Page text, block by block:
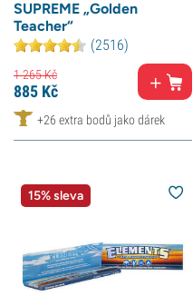
SUPREME „Golden
Teacher“
(2516)
1 265Kč
885 Kč
+26 extra bodů jako dárek
15% sleva